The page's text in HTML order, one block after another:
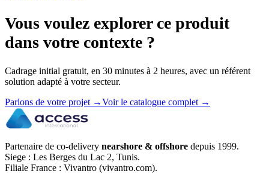
Vous voulez explorer ce produit
dans votre contexte ?
Cadrage initial gratuit, en 30 minutes à 2 heures, avec un référent
solution adapté à votre secteur.
Parlons de votre projet →Voir le catalogue complet →
Partenaire de co-delivery nearshore & offshore depuis 1999.
Siege : Les Berges du Lac 2, Tunis.
Filiale France : Vivantro (vivantro.com).